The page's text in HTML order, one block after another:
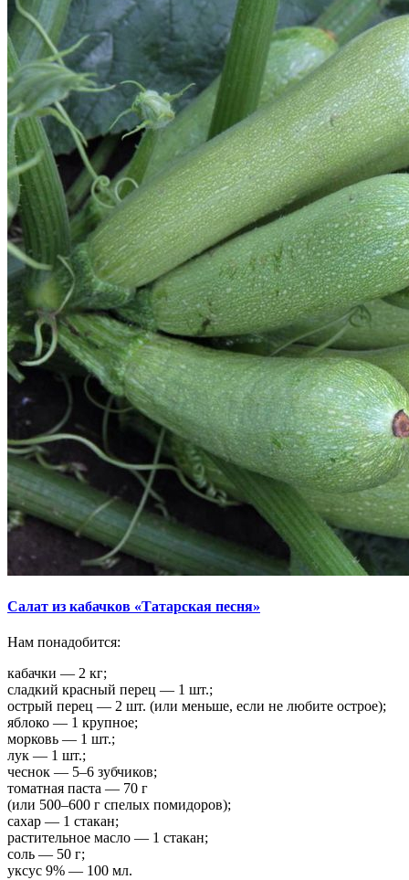
Салат из кабачков «Татарская песня»
Нам понадобится:
кабачки — 2 кг;
сладкий красный перец — 1 шт.;
острый перец — 2 шт. (или меньше, если не любите острое);
яблоко — 1 крупное;
морковь — 1 шт.;
лук — 1 шт.;
чеснок — 5–6 зубчиков;
томатная паста — 70 г
(или 500–600 г спелых помидоров);
сахар — 1 стакан;
растительное масло — 1 стакан;
соль — 50 г;
уксус 9% — 100 мл.